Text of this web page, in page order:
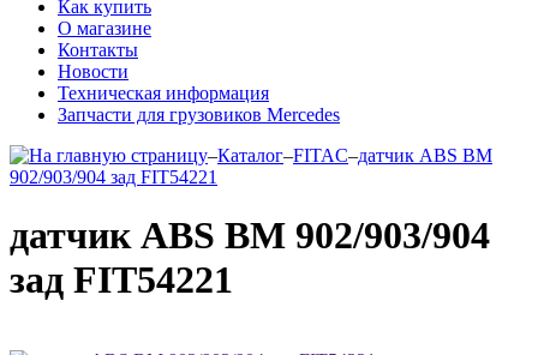
Как купить
О магазине
Контакты
Новости
Техническая информация
Запчасти для грузовиков Mercedes
–Каталог–FITAC–датчик ABS ВМ
902/903/904 зад FIT54221
датчик ABS ВМ 902/903/904
зад FIT54221